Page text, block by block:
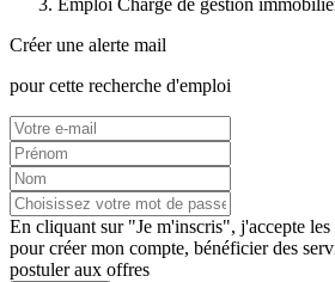
Créer une alerte mail
pour cette recherche d'emploi
En cliquant sur "Je m'inscris", j'accepte les
pour créer mon compte, bénéficier des
postuler aux offres